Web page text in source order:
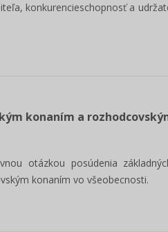
konkurencieschopnosť a
konaním a
otázkou posúdenia
konaním vo všeobecnosti.